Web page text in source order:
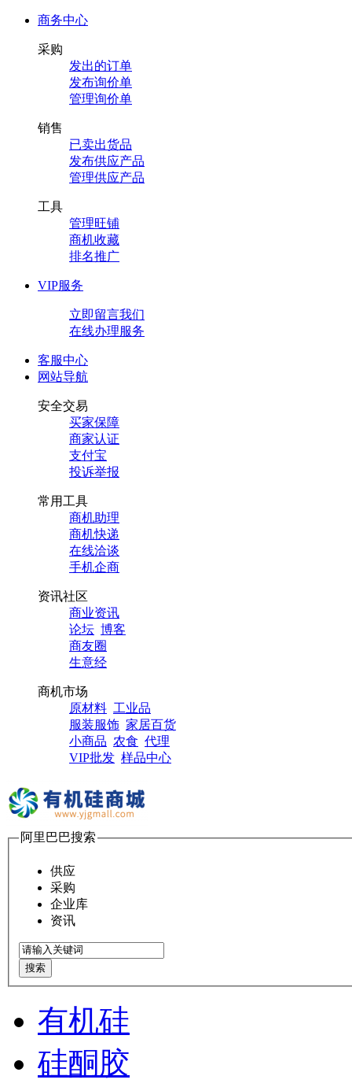
商务中心
采购
发出的订单
发布询价单
管理询价单
销售
已卖出货品
发布供应产品
管理供应产品
工具
管理旺铺
商机收藏
排名推广
VIP服务
立即留言我们
在线办理服务
客服中心
网站导航
安全交易
买家保障
商家认证
支付宝
投诉举报
常用工具
商机助理
商机快递
在线洽谈
手机企商
资讯社区
商业资讯
论坛 博客
商友圈
生意经
商机市场
原材料 工业品
服装服饰 家居百货
小商品 农食 代理
VIP批发 样品中心
阿里巴巴搜索
供应
采购
企业库
资讯
搜索
有机硅
硅酮胶